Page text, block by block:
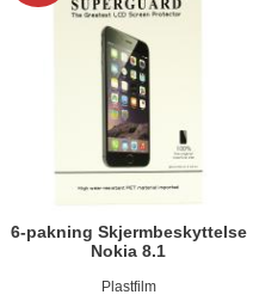
6-pakning Skjermbeskyttelse
Nokia 8.1
Varenummer 30303
Plastfilm